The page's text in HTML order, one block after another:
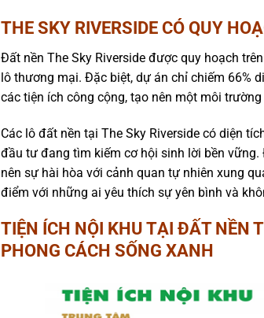
THE SKY RIVERSIDE CÓ QUY
Đất nền The Sky Riverside được quy hoạch
lô thương mại. Đặc biệt, dự án chỉ chiếm 66%
các tiện ích công cộng, tạo nên một môi
Các lô đất nền tại The Sky Riverside có diện
đầu tư đang tìm kiếm cơ hội sinh lời bền
nên sự hài hòa với cảnh quan tự nhiên xung
điểm với những ai yêu thích sự yên bình và
TIỆN ÍCH NỘI KHU TẠI ĐẤT NỀN
PHONG CÁCH SỐNG XANH